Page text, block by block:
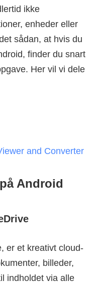
ikke
enheder eller
sådan, at hvis du
finder du snart
Her vil vi dele
and Converter
Android
er et kreativt cloud-
billeder,
indholdet via alle